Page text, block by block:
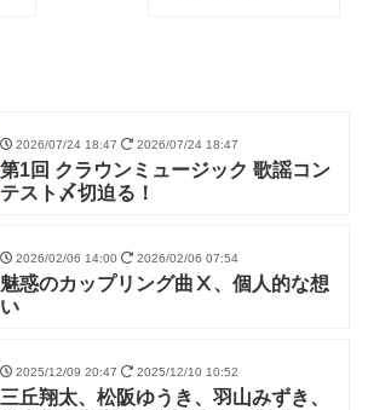
2026/07/24 18:47 2026/07/24 18:47
第1回 クラウンミュージック 歌謡コン
テスト〆切迫る！
2026/02/06 14:00 2026/02/06 07:54
魅惑のカップリング曲Ⅹ、個人的な想
い
2025/12/09 20:47 2025/12/10 10:52
三丘翔太、松阪ゆうき、羽山みずき、